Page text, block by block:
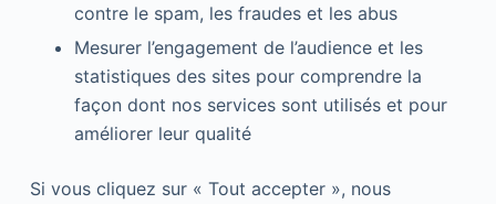
contre le spam, les fraudes et les abus
Mesurer l’engagement de l’audience et les
statistiques des sites pour comprendre la
façon dont nos services sont utilisés et pour
améliorer leur qualité
Si vous cliquez sur « Tout accepter », nous